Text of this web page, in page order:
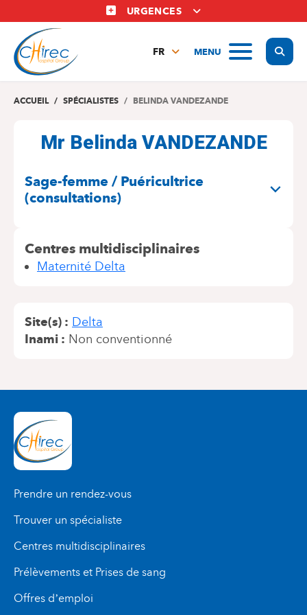
au
contenu
principal
URGENCES
MENU
FR
EN
ACCUEIL SPÉCIALISTES BELINDA VANDEZANDE
Mr Belinda VANDEZANDE
Sage-femme / Puéricultrice
(consultations)
Centres multidisciplinaires
Maternité Delta
Site(s)
Delta
Inami
Non conventionné
Prendre un rendez-vous
Trouver un spécialiste
Centres multidisciplinaires
Prélèvements et Prises de sang
Offres d’emploi